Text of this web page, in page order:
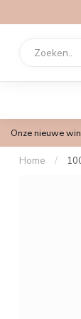
Onze nieuwe
Home /